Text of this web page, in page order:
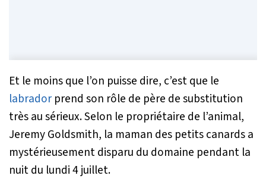
Et le moins que l’on puisse dire, c’est que le
labrador prend son rôle de père de substitution
très au sérieux. Selon le propriétaire de l’animal,
Jeremy Goldsmith, la maman des petits canards a
mystérieusement disparu du domaine pendant la
nuit du lundi 4 juillet.